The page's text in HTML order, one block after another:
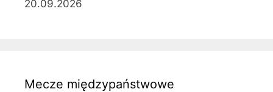
20.09.2026
Mecze międzypaństwowe